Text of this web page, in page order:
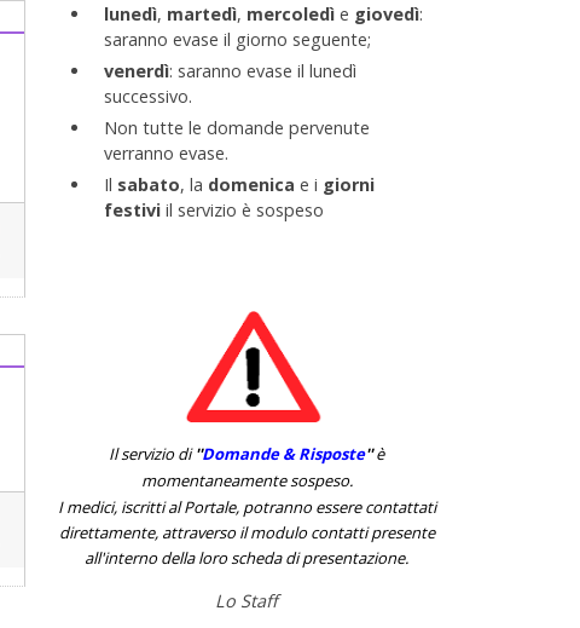
lunedì, martedì, mercoledì e giovedì:
saranno evase il giorno seguente;
venerdì: saranno evase il lunedì
successivo.
Non tutte le domande pervenute
verranno evase.
Il sabato, la domenica e i giorni
festiviil servizio è sospeso
Il servizio di''Domande & Risposte''è
momentaneamente sospeso.
I medici, iscritti al Portale, potranno essere contattati
direttamente, attraverso il modulo contatti presente
all'interno della loro scheda di presentazione.
Lo Staff